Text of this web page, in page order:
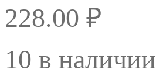
228.00 ₽
10 в наличии